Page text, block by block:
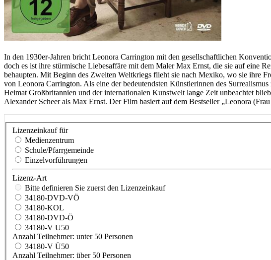
In den 1930er-Jahren bricht Leonora Carrington mit den gesellschaftlichen
doch es ist ihre stürmische Liebesaffäre mit dem Maler Max Ernst, die sie auf eine
behaupten. Mit Beginn des Zweiten Weltkriegs flieht sie nach Mexiko, wo sie ihre
von Leonora Carrington. Als eine der bedeutendsten Künstlerinnen des
Heimat Großbritannien und der internationalen Kunstwelt lange Zeit unbeachtet
Alexander Scheer als Max Ernst. Der Film basiert auf dem Bestseller „Leonora
Lizenzeinkauf für
Medienzentrum
Schule/Pfarrgemeinde
Einzelvorführungen
Lizenz-Art
Bitte definieren Sie zuerst den Lizenzeinkauf
34180-DVD-VÖ
34180-KOL
34180-DVD-Ö
34180-V U50
Anzahl Teilnehmer: unter 50 Personen
34180-V Ü50
Anzahl Teilnehmer: über 50 Personen